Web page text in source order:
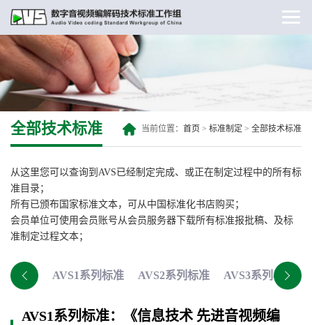
全部技术标准 当前位置： 首页 > 标准制定 > 全部技术标准
从这里您可以查询到AVS已经制定完成、或正在制定过程中的所有标
准目录；
所有已颁布国家标准文本，可从中国标准化书店购买；
会员单位可使用会员账号从会员服务器下载所有标准报批稿、及标
准制定过程文本；
AVS1系列标准 AVS2系列标准 AVS3系列标准
AVS1系列标准：《信息技术 先进音视频编